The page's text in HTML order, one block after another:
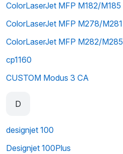
ColorLaserJet MFP M182/M185
ColorLaserJet MFP M278/M281
ColorLaserJet MFP M282/M285
cp1160
CUSTOM Modus 3 CA
D
designjet 100
Designjet 100Plus